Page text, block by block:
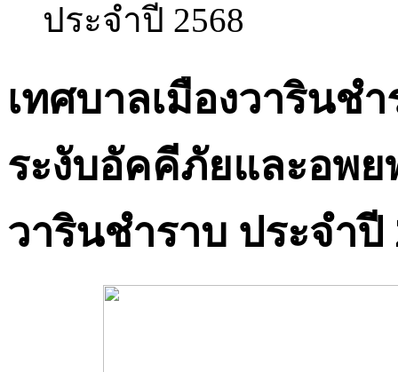
ประจำปี 2568
เทศบาลเมืองวารินช
ระงับอัคคีภัยและอพ
วารินชำราบ ประจำปี